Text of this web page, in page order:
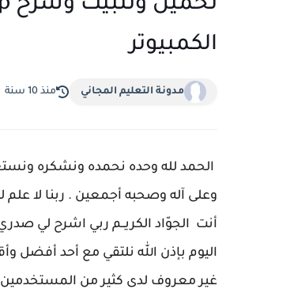
الكمبيوتر
مدونة التعليم المجاني منذ 10 سنة
الحمد لله وحده نحمده ونشكره
وعلى آله وصحبه أجمعين . ربنا لا علم
أنت الجوّاد الكريــم ربي اشرح لي
غير معروف لدى كثير من المستخدمين،